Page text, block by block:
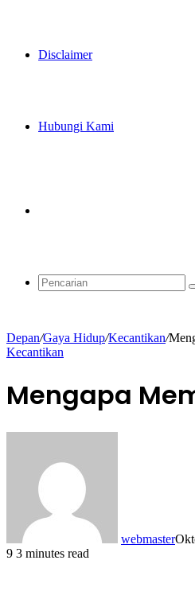
Disclaimer
Hubungi Kami
Acak
Depan/Gaya Hidup/Kecantikan/
Kecantikan
Mengapa
webmaster
9 3 minutes read